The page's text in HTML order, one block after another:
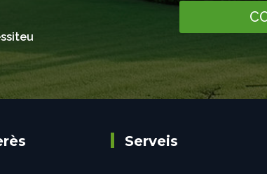
Serveis